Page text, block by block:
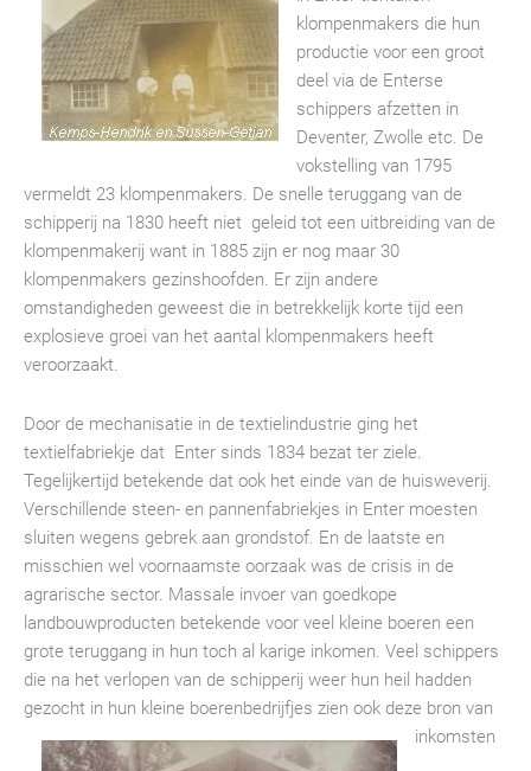
klompenmakers die hun
productie voor een groot
deel via de Enterse
schippers afzetten in
Deventer, Zwolle etc. De
vokstelling van 1795
vermeldt 23 klompenmakers. De snelle teruggang van de
schipperij na 1830 heeft niet geleid tot een uitbreiding van de
klompenmakerij want in 1885 zijn er nog maar 30
klompenmakers gezinshoofden. Er zijn andere
omstandigheden geweest die in betrekkelijk korte tijd een
explosieve groei van het aantal klompenmakers heeft
veroorzaakt.
Door de mechanisatie in de textielindustrie ging het
textielfabriekje dat Enter sinds 1834 bezat ter ziele.
Tegelijkertijd betekende dat ook het einde van de huisweverij.
Verschillende steen- en pannenfabriekjes in Enter moesten
sluiten wegens gebrek aan grondstof. En de laatste en
misschien wel voornaamste oorzaak was de crisis in de
agrarische sector. Massale invoer van goedkope
landbouwproducten betekende voor veel kleine boeren een
grote teruggang in hun toch al karige inkomen. Veel schippers
die na het verlopen van de schipperij weer hun heil hadden
gezocht in hun kleine boerenbedrijfjes zien ook deze bron van
inkomsten